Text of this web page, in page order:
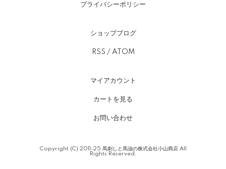
プライバシーポリシー
ショップブログ
RSS / ATOM
マイアカウント
カートを見る
お問い合わせ
Copyright (C) 2011-25 馬刺しと馬油の株式会社小山商店All
Rights Reserved.